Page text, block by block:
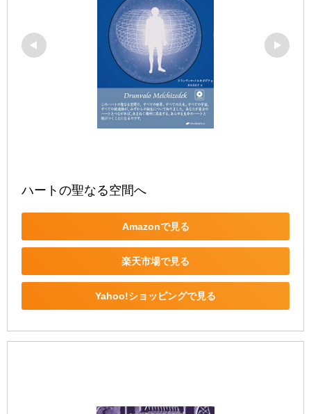
ハートの聖なる空間へ
Amazonで見る
楽天市場で見る
Yahoo!ショッピングで見る